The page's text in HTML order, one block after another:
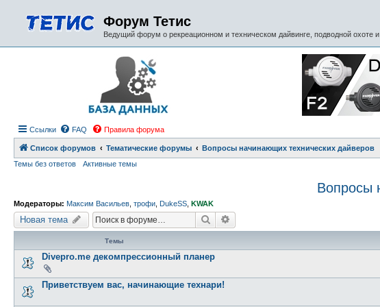
Форум Тетис
Ведущий форум о рекреационном и техническом дайвинге, подводной охоте
Ссылки FAQ Правила форума
Список форумов Тематические форумы
Вопросы начинающих технических дайверов
Темы без ответов
Активные темы
Вопросы
Модераторы: Максим Васильев трофи DukeSS KWAK
Новая тема Поиск
Темы
Divepro.me декомпрессионный планер
Приветствуем вас, начинающие технари!